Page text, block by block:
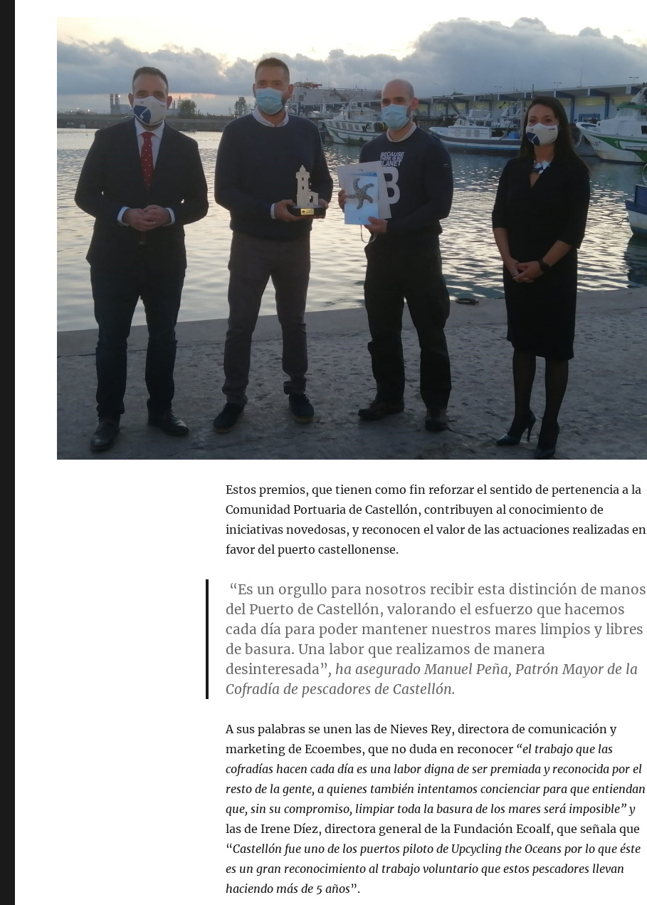
Estos premios, que tienen como fin reforzar el sentido de pertenencia a la
Comunidad Portuaria de Castellón, contribuyen al conocimiento de
iniciativas novedosas, y reconocen el valor de las actuaciones realizadas en
favor del puerto castellonense.
“Es un orgullo para nosotros recibir esta distinción de manos
del Puerto de Castellón, valorando el esfuerzo que hacemos
cada día para poder mantener nuestros mares limpios y libres
de basura. Una labor que realizamos de manera
desinteresada”, ha asegurado Manuel Peña, Patrón Mayor de la
Cofradía de pescadores de Castellón.
A sus palabras se unen las de Nieves Rey, directora de comunicación y
marketing de Ecoembes, que no duda en reconocer “el trabajo que las
cofradías hacen cada día es una labor digna de ser premiada y reconocida por el
resto de la gente, a quienes también intentamos concienciar para que entiendan
que, sin su compromiso, limpiar toda la basura de los mares será imposible” y
las de Irene Díez, directora general de la Fundación Ecoalf, que señala que
“Castellón fue uno de los puertos piloto de Upcycling the Oceans por lo que éste
es un gran reconocimiento al trabajo voluntario que estos pescadores llevan
haciendo más de 5 años”.